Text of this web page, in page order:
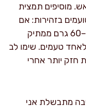
מוסיפים תמצית
בזהירות: אם
רוצים מתוק יותר, מוסיפים עוד 30–60 גרם ממתיק
כדי לאחד טעמים. שימו לב
חזק יותר אחרי
מתבשלת אני